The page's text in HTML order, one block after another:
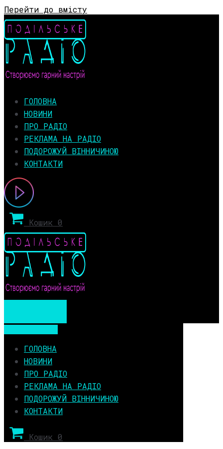
Перейти до вмісту
ГОЛОВНА
НОВИНИ
ПРО РАДІО
РЕКЛАМА НА РАДІО
ПОДОРОЖУЙ ВІННИЧИНОЮ
КОНТАКТИ
Кошик 0
ГОЛОВНА
НОВИНИ
ПРО РАДІО
РЕКЛАМА НА РАДІО
ПОДОРОЖУЙ ВІННИЧИНОЮ
КОНТАКТИ
Кошик 0